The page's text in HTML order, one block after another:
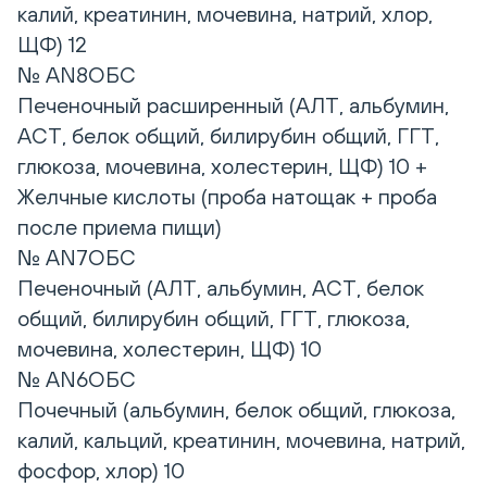
калий, креатинин, мочевина, натрий, хлор,
ЩФ) 12
№ AN8ОБС
Печеночный расширенный (АЛТ, альбумин,
АСТ, белок общий, билирубин общий, ГГТ,
глюкоза, мочевина, холестерин, ЩФ) 10 +
Желчные кислоты (проба натощак + проба
после приема пищи)
№ AN7ОБС
Печеночный (АЛТ, альбумин, АСТ, белок
общий, билирубин общий, ГГТ, глюкоза,
мочевина, холестерин, ЩФ) 10
№ AN6ОБС
Почечный (альбумин, белок общий, глюкоза,
калий, кальций, креатинин, мочевина, натрий,
фосфор, хлор) 10